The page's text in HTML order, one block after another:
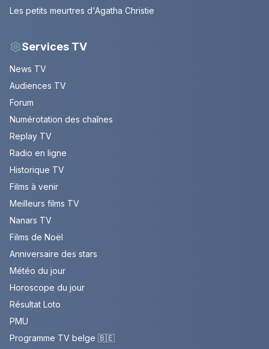
Les petits meurtres d'Agatha Christie
Services TV
News TV
Audiences TV
Forum
Numérotation des chaînes
Replay TV
Radio en ligne
Historique TV
Films à venir
Meilleurs films TV
Nanars TV
Films de Noël
Anniversaire des stars
Météo du jour
Horoscope du jour
Résultat Loto
PMU
Programme TV belge 🇧🇪